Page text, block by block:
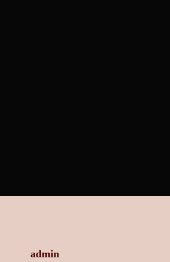
admin